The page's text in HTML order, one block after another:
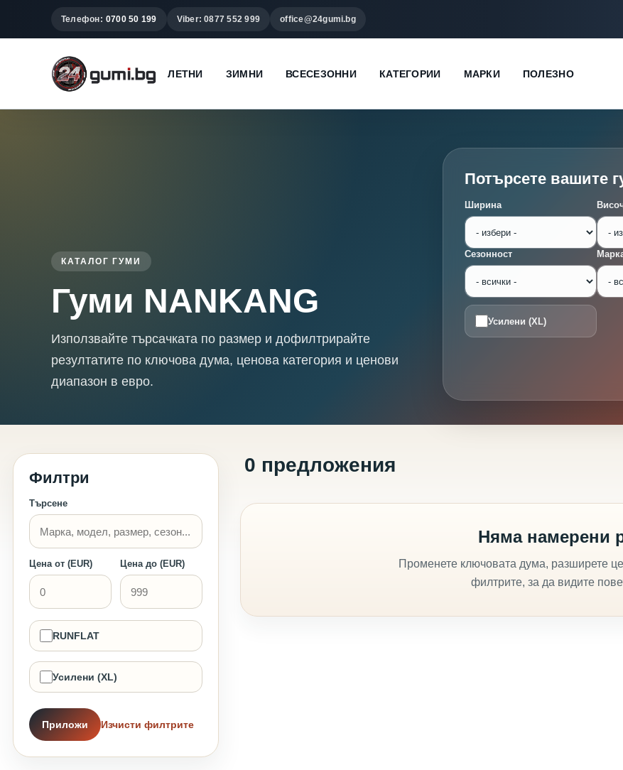
Телефон: 0700 50 199 Viber: 0877 552 999 office@24gumi.bg
ЛЕТНИ ЗИМНИ ВСЕСЕЗОННИ КАТЕГОРИИ МАРКИ ПОЛЕЗНО
КАТАЛОГ ГУМИ
Гуми NANKANG
Използвайте търсачката по размер и дофилтрирайте
резултатите по ключова дума, ценова категория и ценови
диапазон в евро.
Потърсете вашите
Ширина
Сезонност
Усилени (XL)
Филтри
Търсене
Цена от (EUR) Цена до (EUR)
RUNFLAT
Усилени (XL)
Приложи Изчисти филтрите
0 предложения
Няма намерени
Променете ключовата дума, разширете
филтрите, за да видите